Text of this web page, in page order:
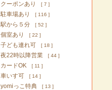
クーポンあり [ 7 ]
駐車場あり [ 116 ]
駅から５分 [ 52 ]
個室あり [ 22 ]
子ども連れ可 [ 18 ]
夜22時以降営業 [ 44 ]
カードOK [ 11 ]
車いす可 [ 14 ]
yomiっこ特典 [ 13 ]